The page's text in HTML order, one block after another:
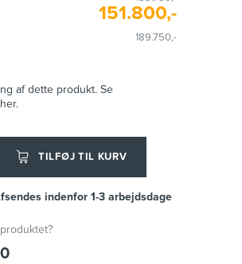
151.800,-
189.750,-
af dette produkt. Se
TILFØJ TIL KURV
indenfor 1-3 arbejdsdage